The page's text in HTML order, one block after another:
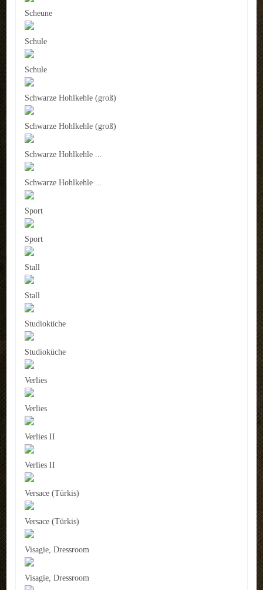
Scheune
Schule
Schule
Schwarze Hohlkehle (groß)
Schwarze Hohlkehle (groß)
Schwarze Hohlkehle ...
Schwarze Hohlkehle ...
Sport
Sport
Stall
Stall
Studioküche
Studioküche
Verlies
Verlies
Verlies II
Verlies II
Versace (Türkis)
Versace (Türkis)
Visagie, Dressroom
Visagie, Dressroom